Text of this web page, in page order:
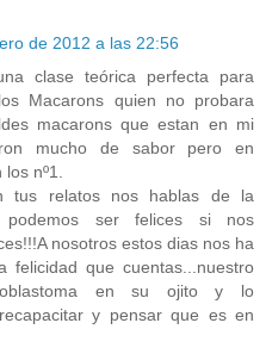
de 2012 a las 22:56
clase teórica perfecta para
Macarons quien no probara
macarons que estan en mi
mucho de sabor pero en
nº1.
tus relatos nos hablas de la
podemos ser felices si nos
nosotros estos dias nos ha
felicidad que cuentas...nuestro
en su ojito y lo
y pensar que es en